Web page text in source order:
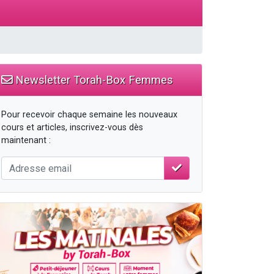
Newsletter Torah-Box Femmes
Pour recevoir chaque semaine les nouveaux
cours et articles, inscrivez-vous dès
maintenant :